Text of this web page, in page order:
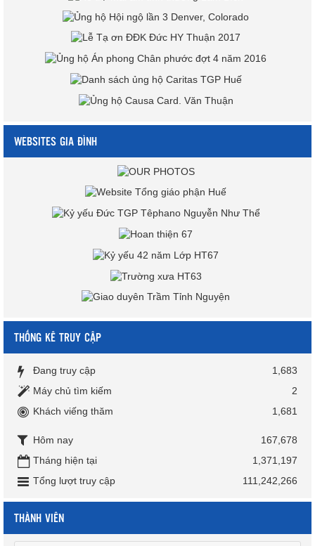
WEBSITES GIA ĐÌNH
THỐNG KÊ TRUY CẬP
Đang truy cập
1,683
Máy chủ tìm kiếm
2
Khách viếng thăm
1,681
Hôm nay
167,678
Tháng hiện tại
1,371,197
Tổng lượt truy cập
111,242,266
THÀNH VIÊN